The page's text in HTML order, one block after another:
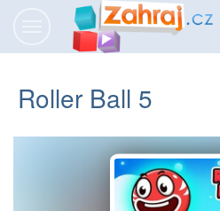
Roller Ball 5